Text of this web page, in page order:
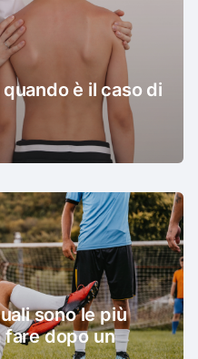
è il caso di
sono le più
dopo un